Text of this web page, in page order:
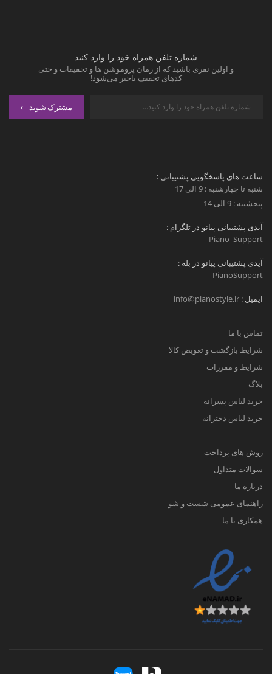
شماره تلفن همراه خود را وارد کنید
و اولین نفری باشید که از زمان پروموشن ها و تخفیفات و حتی
کدهای تخفیف باخبر می‌شود!
مشترک شوید
ساعت های پاسخگویی پشتیبانی :
شنبه تا چهارشنبه : 9 الی 17
پنجشنبه : 9 الی 14
آیدی پشتیبانی پیانو در تلگرام :
Piano_Support
آیدی پشتیبانی پیانو در بله :
PianoSupport
ایمیل : info@pianostyle.ir
تماس با ما
شرایط بازگشت و تعویض کالا
شرایط و مقررات
بلاگ
خرید لباس پسرانه
خرید لباس دخترانه
روش های پرداخت
سوالات متداول
درباره ما
راهنمای عمومی شست و شو
همکاری با ما